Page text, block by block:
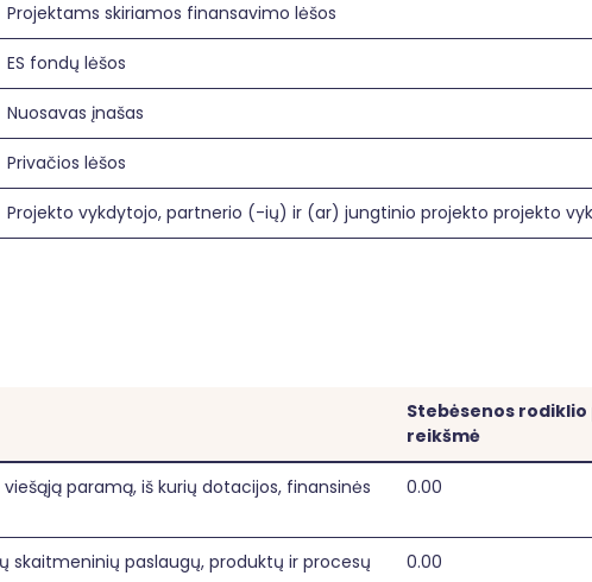
Projektams skiriamos finansavimo lėšos
ES fondų lėšos
Nuosavas įnašas
Privačios lėšos
Projekto vykdytojo, partnerio (-ių) ir (ar) jungtinio projekto projekto
Stebėsenos
reikšmė
paramą, iš kurių dotacijos, finansinės
0.00
skaitmeninių paslaugų, produktų ir procesų
0.00